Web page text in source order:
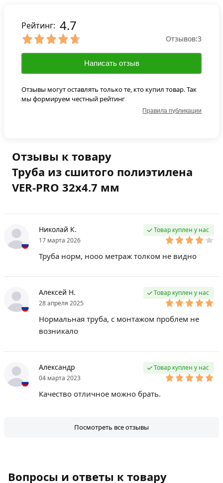
Отзывы к товару
Труба из сшитого полиэтилена
VER-PRO 32х4.7 мм
Николай К.
17 марта 2026
Товар куплен у нас
Труба норм, нооо метраж толком не видно
Алексей Н.
28 апреля 2025
Товар куплен у нас
Нормальная труба, с монтажом проблем не
возникало
Александр
04 марта 2023
Товар куплен у нас
Качество отличное можно брать.
Посмотреть все отзывы
Рейтинг: 4.7
Отзывов:3
Написать отзыв
Отзывы могут оставлять только те, кто купил товар. Так
мы формируем честный рейтинг
Правила публикации
Вопросы и ответы к товару